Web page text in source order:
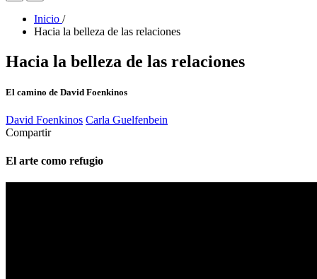
Inicio /
Hacia la belleza de las relaciones
Hacia la belleza de las relaciones
El camino de David Foenkinos
David Foenkinos Carla Guelfenbein
Compartir
El arte como refugio